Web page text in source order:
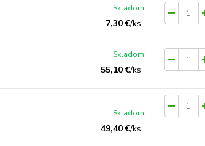
7,30 €/ks
Skladom
55,10 €/ks
Skladom
49,40 €/ks
Skladom